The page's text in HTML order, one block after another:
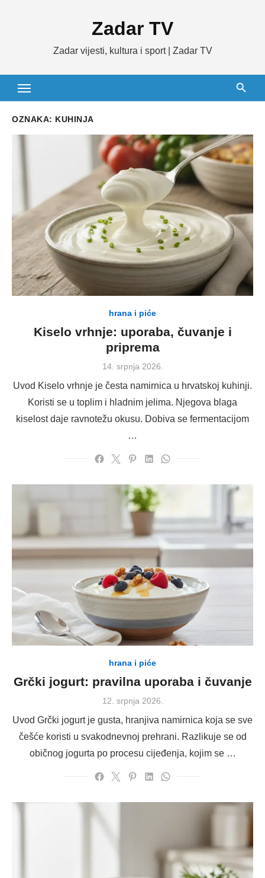
Zadar TV
Zadar vijesti, kultura i sport | Zadar TV
OZNAKA: KUHINJA
hrana i piće
Kiselo vrhnje: uporaba, čuvanje i
priprema
Posted
14. srpnja 2026.
Uvod Kiselo vrhnje je česta namirnica u hrvatskoj kuhinji.
Koristi se u toplim i hladnim jelima. Njegova blaga
kiselost daje ravnotežu okusu. Dobiva se fermentacijom
…
hrana i piće
Grčki jogurt: pravilna uporaba i čuvanje
Posted
12. srpnja 2026.
Uvod Grčki jogurt je gusta, hranjiva namirnica koja se sve
češće koristi u svakodnevnoj prehrani. Razlikuje se od
običnog jogurta po procesu cijeđenja, kojim se …